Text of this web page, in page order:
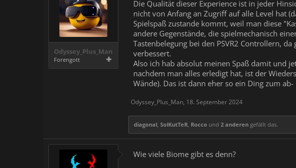
Odyssey_Plus_Man
Forengott
Die Qualität dieser Experience ist in jeder
nicht von Anfang an Zugriff auf alle Level hat
Spielspaß zustande kommt, weil man diese
andere Gegenstände, die spielmechanisch
Tastenbelegung bei den PSVR2 Controllern,
verbessert.
Also ich hab absolut meinen Spaß damit und
nachdem man alles erledigt hat, ist der
Wände). Das ist dann eher so ein Ding zum
Odyssey_Plus_Man, 18. September 2024
diagonal, SolKutTeR, Rocco und 2 anderen gefällt das.
Wie viele Biome gibt es denn?